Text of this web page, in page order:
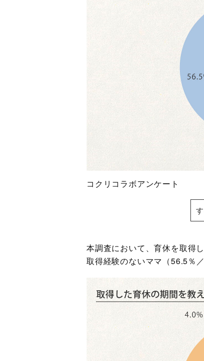
コクリコラボアンケート
本調査において、育休を取得
取得経験のないママ（56.5％